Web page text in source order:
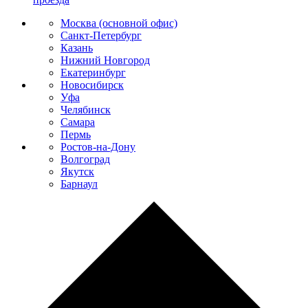
Москва (основной офис)
Санкт-Петербург
Казань
Нижний Новгород
Екатеринбург
Новосибирск
Уфа
Челябинск
Самара
Пермь
Ростов-на-Дону
Волгоград
Якутск
Барнаул